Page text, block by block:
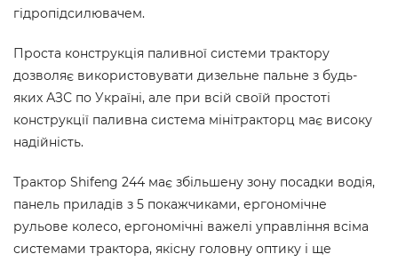
гідропідсилювачем.
Проста конструкція паливної системи трактору
дозволяє використовувати дизельне пальне з будь-
яких АЗС по Україні, але при всій своїй простоті
конструкції паливна система мінітракторц має високу
надійність.
Трактор Shifeng 244 має збільшену зону посадки водія,
панель приладів з 5 покажчиками, ергономічне
рульове колесо, ергономічні важелі управління всіма
системами трактора, якісну головну оптику і ще